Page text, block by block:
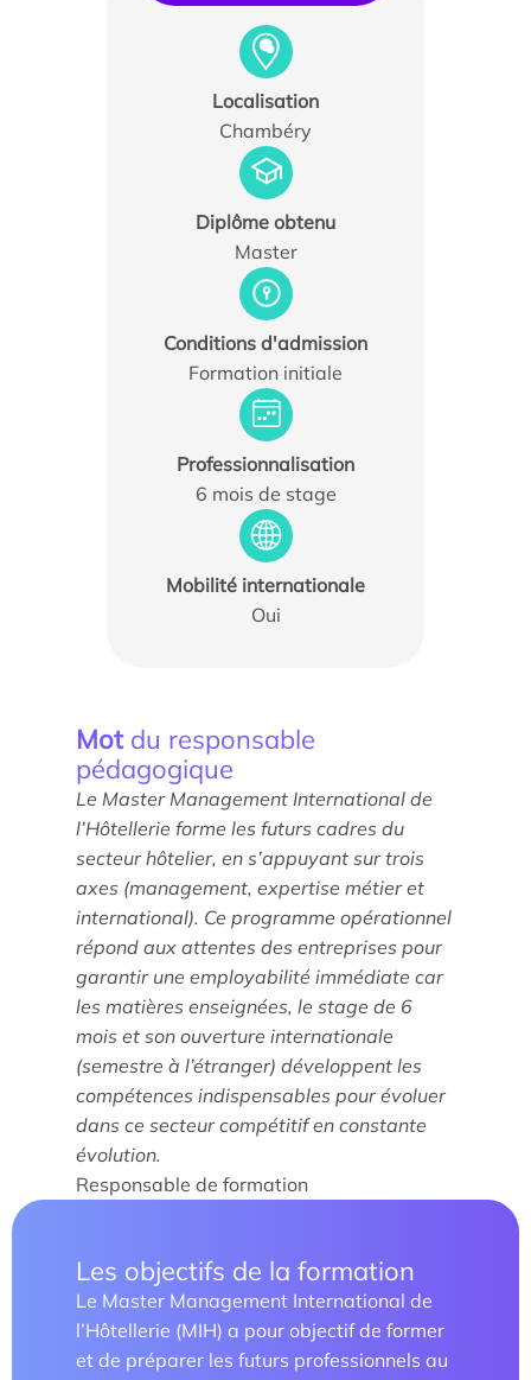
Trouver un stagiaire, alternant ou collaborateur
Associer nos étudiants à vos projets
Espace Presse
Étude/Stage
Comment candidater ?
Comment candidater ?
Nos recherches et expertises
Laboratoires
Localisation
Chambéry
Diplôme obtenu
Master
Conditions d'admission
Formation initiale
Professionnalisation
6 mois de stage
Mobilité internationale
Oui
Motdu responsable
pédagogique
Le Master Management International de
l’Hôtellerie forme les futurs cadres du
secteur hôtelier, en s’appuyant sur trois
axes (management, expertise métier et
international). Ce programme opérationnel
répond aux attentes des entreprises pour
garantir une employabilité immédiate car
les matières enseignées, le stage de 6
mois et son ouverture internationale
(semestre à l’étranger) développent les
compétences indispensables pour évoluer
dans ce secteur compétitif en constante
évolution.
Responsable de formation
Les objectifs de la formation
Le Master Management International de
l’Hôtellerie (MIH) a pour objectif de former
et de préparer les futurs professionnels au